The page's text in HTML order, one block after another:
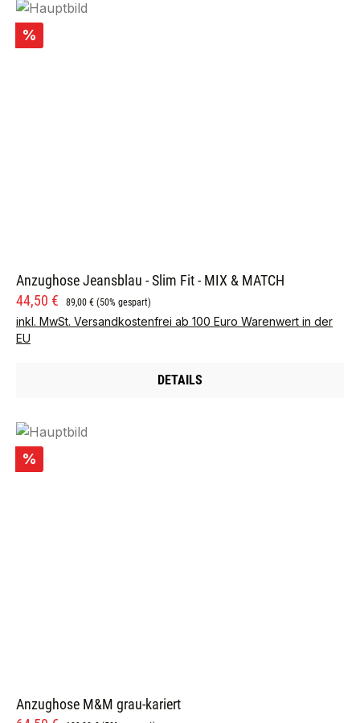
Rabatt
%
Anzughose Jeansblau - Slim Fit - MIX & MATCH
Verkaufspreis:
44,50 € Regulärer Preis:
89,00 € (50% gespart)
inkl. MwSt. Versandkostenfrei ab 100 Euro Warenwert in der
EU
DETAILS
Rabatt
%
Anzughose M&M grau-kariert
Regulärer Preis: